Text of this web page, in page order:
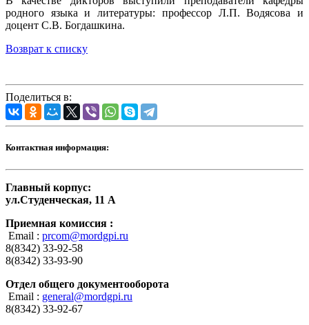
родного языка и литературы: профессор Л.П. Водясова и
доцент С.В. Богдашкина.
Возврат к списку
Поделиться в:
Контактная информация:
Главный корпус:
ул.Студенческая, 11 А
Приемная комиссия :
Email : prcom@mordgpi.ru
8(8342) 33-92-58
8(8342) 33-93-90
Отдел общего документооборота
Email : general@mordgpi.ru
8(8342) 33-92-67